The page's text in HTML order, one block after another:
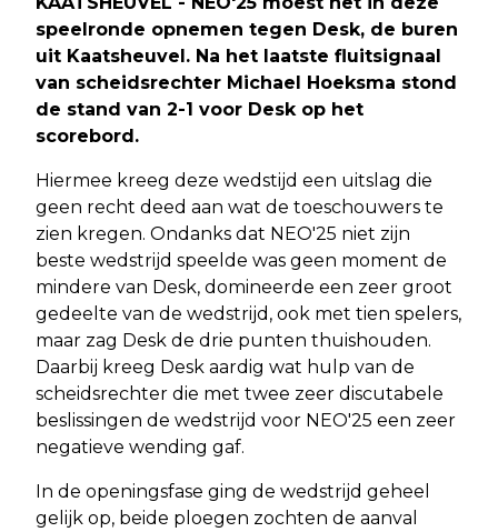
speelronde opnemen tegen Desk, de buren
uit Kaatsheuvel. Na het laatste fluitsignaal
van scheidsrechter Michael Hoeksma stond
de stand van 2-1 voor Desk op het
scorebord.
Hiermee kreeg deze wedstijd een uitslag die
geen recht deed aan wat de toeschouwers te
zien kregen. Ondanks dat NEO'25 niet zijn
beste wedstrijd speelde was geen moment de
mindere van Desk, domineerde een zeer groot
gedeelte van de wedstrijd, ook met tien spelers,
maar zag Desk de drie punten thuishouden.
Daarbij kreeg Desk aardig wat hulp van de
scheidsrechter die met twee zeer discutabele
beslissingen de wedstrijd voor NEO'25 een zeer
negatieve wending gaf.
In de openingsfase ging de wedstrijd geheel
gelijk op, beide ploegen zochten de aanval